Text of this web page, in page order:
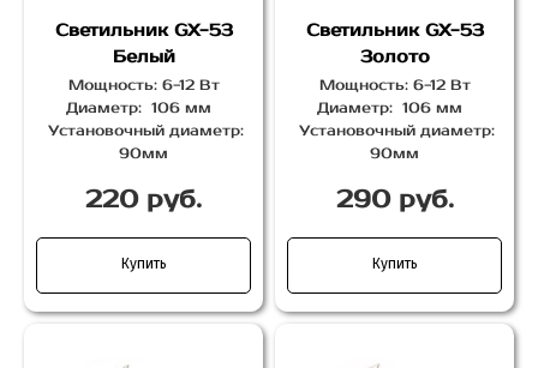
Светильник GX-53
Белый
Мощность: 6-12 Вт
Диаметр: 106 мм
Установочный диаметр:
90мм
220 руб.
Купить
Светильник GX-53
Золото
Мощность: 6-12 Вт
Диаметр: 106 мм
Установочный диаметр:
90мм
290 руб.
Купить